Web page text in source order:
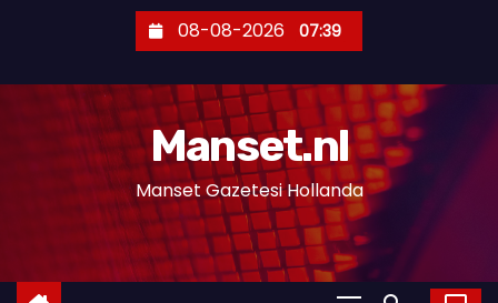
08-08-2026 07:39
Manset.nl
Manset Gazetesi Hollanda